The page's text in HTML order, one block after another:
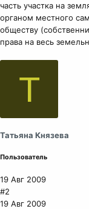
часть участка на
органом местного
обществу
права на весь
Т
Татьяна Князева
Пользователь
19 Авг 2009
#2
19 Авг 2009